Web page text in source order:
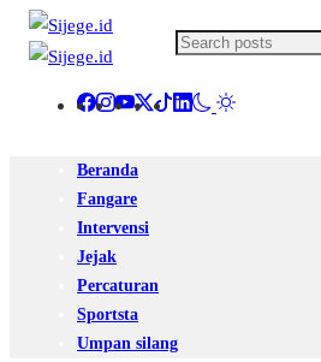
Beranda
Fangare
Intervensi
Jejak
Percaturan
Sportsta
Umpan silang